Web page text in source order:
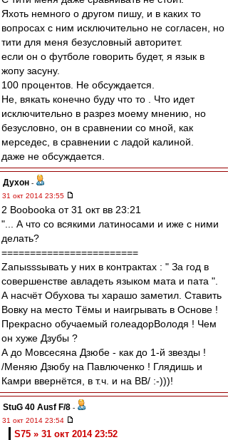
Яхоть немного о другом пишу, и в каких то
вопросах с ним исключительно не согласен, но
тити для меня безусловный авторитет.
если он о футболе говорить будет, я язык в
жопу засуну.
100 процентов. Не обсуждается.
Не, вякать конечно буду что то . Что идет
исключительно в разрез моему мнению, но
безусловно, он в сравнении со мной, как
мерседес, в сравнении с ладой калиной.
даже не обсуждается.
Духон -
31 окт 2014 23:55
2 Boobooka от 31 окт вв 23:21
"... А что со всякими латиносами и иже с ними
делать?
========================
Zапыsssывать у них в контрактах : " За год в
совершенстве авладеть языком мата и пата ".
А насчёт Обухова ты харашо заметил. Ставить
Вовку на место Тёмы и наигрывать в Основе !
Прекрасно обучаемый голеадорВолодя ! Чем
он хуже Дзубы ?
А до Мовсесяна Дзюбе - как до 1-й звезды !
/Меняю Дзюбу на Павлюченко ! Глядишь и
Камри ввернётся, в т.ч. и на ВВ/ :-)))!
StuG 40 Ausf F/8 -
31 окт 2014 23:54
S75 » 31 окт 2014 23:52